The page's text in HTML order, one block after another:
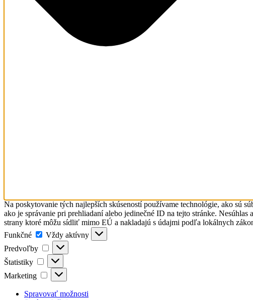
Na poskytovanie tých najlepších skúseností používame technológie, ako sú
ako je správanie pri prehliadaní alebo jedinečné ID na tejto stránke.
strany ktoré môžu sídliť mimo EÚ a nakladajú s údajmi podľa lokálnych
Funkčné
Funkčné
Vždy aktívny
Predvoľby
Predvoľby
Štatistiky Štatistiky
Marketing Marketing
Spravovať možnosti